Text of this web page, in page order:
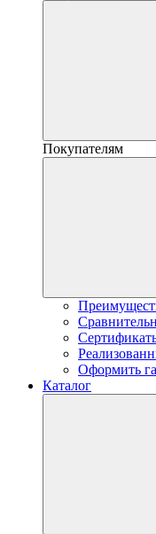
Покупателям
Оформить
Каталог